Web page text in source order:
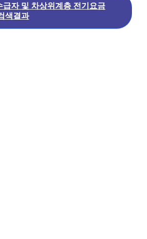
급자 및 차상위계층 전기요금
색결과